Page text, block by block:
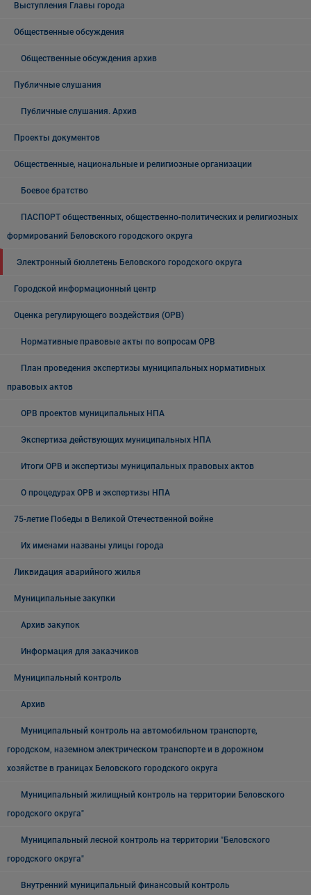
Выступления Главы города
Общественные обсуждения
Общественные обсуждения архив
Публичные слушания
Публичные слушания. Архив
Проекты документов
Общественные, национальные и религиозные организации
Боевое братство
ПАСПОРТ общественных, общественно-политических и религиозных
формирований Беловского городского округа
Электронный бюллетень Беловского городского округа
Городской информационный центр
Оценка регулирующего воздействия (ОРВ)
Нормативные правовые акты по вопросам ОРВ
План проведения экспертизы муниципальных нормативных
правовых актов
ОРВ проектов муниципальных НПА
Экспертиза действующих муниципальных НПА
Итоги ОРВ и экспертизы муниципальных правовых актов
О процедурах ОРВ и экспертизы НПА
75-летие Победы в Великой Отечественной войне
Их именами названы улицы города
Ликвидация аварийного жилья
Муниципальные закупки
Архив закупок
Информация для заказчиков
Муниципальный контроль
Архив
Муниципальный контроль на автомобильном транспорте,
городском, наземном электрическом транспорте и в дорожном
хозяйстве в границах Беловского городского округа
Муниципальный жилищный контроль на территории Беловского
городского округа"
Муниципальный лесной контроль на территории "Беловского
городского округа"
Внутренний муниципальный финансовый контроль